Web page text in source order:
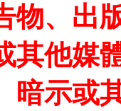
物、出
其他媒
暗示或